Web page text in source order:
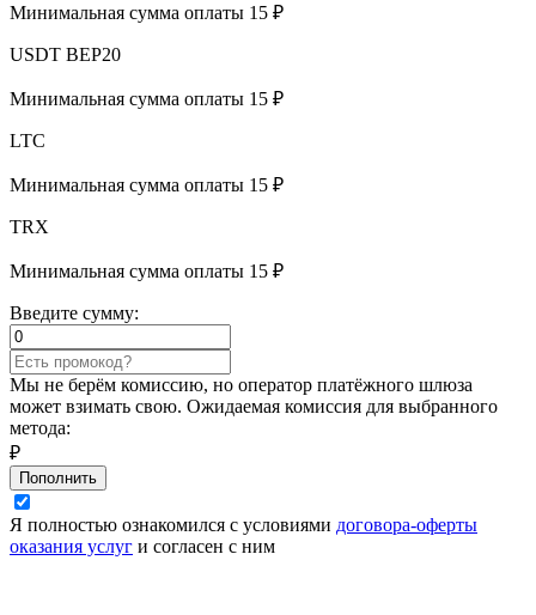
Минимальная сумма оплаты 15 ₽
USDT BEP20
Минимальная сумма оплаты 15 ₽
LTC
Минимальная сумма оплаты 15 ₽
TRX
Минимальная сумма оплаты 15 ₽
Введите сумму:
Мы не берём комиссию, но оператор платёжного шлюза
может взимать свою. Ожидаемая комиссия для выбранного
метода:
₽
Пополнить
Я полностью ознакомился с условиями договора-оферты
оказания услуг и согласен с ним